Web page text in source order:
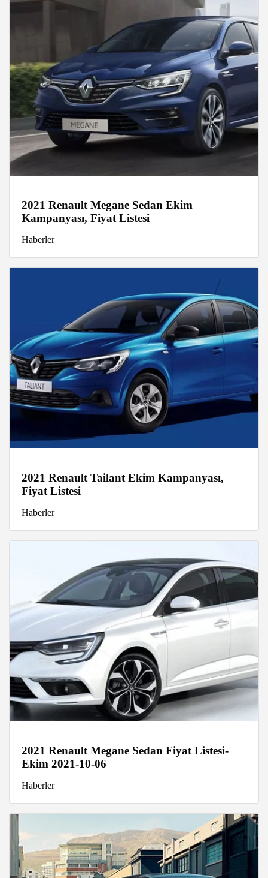
2021 Renault Megane Sedan Ekim
Kampanyası, Fiyat Listesi
Haberler
2021 Renault Tailant Ekim Kampanyası,
Fiyat Listesi
Haberler
2021 Renault Megane Sedan Fiyat Listesi-
Ekim 2021-10-06
Haberler